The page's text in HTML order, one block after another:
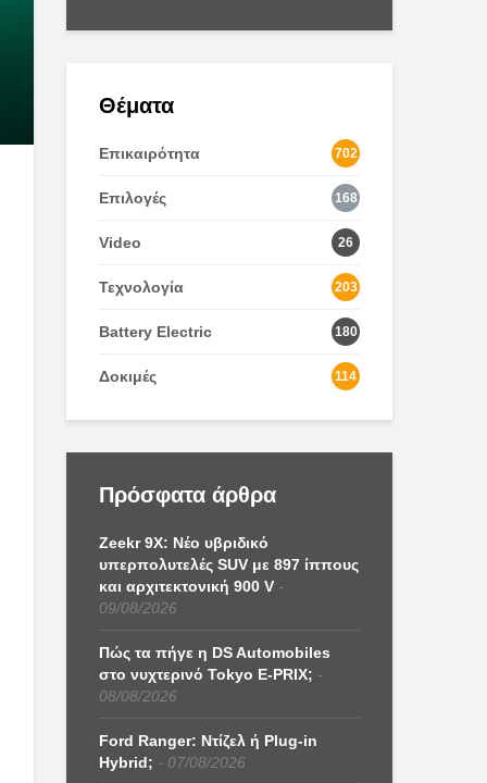
Θέματα
Επικαιρότητα 702
Επιλογές 168
Video 26
Τεχνολογία 203
Battery Electric 180
Δοκιμές 114
Πρόσφατα άρθρα
Zeekr 9X: Νέο υβριδικό
υπερπολυτελές SUV με 897 ίππους
και αρχιτεκτονική 900 V
09/08/2026
Πώς τα πήγε η DS Automobiles
στο νυχτερινό Tokyo E-PRIX;
08/08/2026
Ford Ranger: Ντίζελ ή Plug-in
Hybrid;
07/08/2026